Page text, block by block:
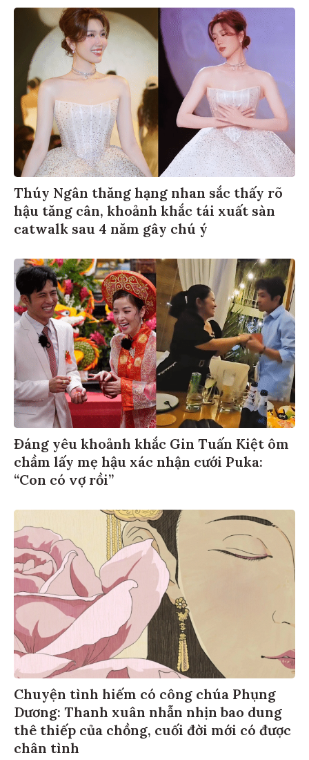
Thúy Ngân thăng hạng nhan sắc thấy rõ
hậu tăng cân, khoảnh khắc tái xuất sàn
catwalk sau 4 năm gây chú ý
Đáng yêu khoảnh khắc Gin Tuấn Kiệt ôm
chầm lấy mẹ hậu xác nhận cưới Puka:
“Con có vợ rồi”
Chuyện tình hiếm có công chúa Phụng
Dương: Thanh xuân nhẫn nhịn bao dung
thê thiếp của chồng, cuối đời mới có được
chân tình